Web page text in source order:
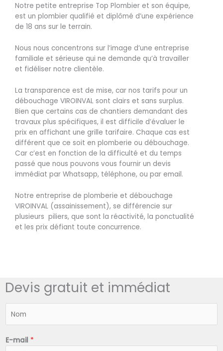
Notre petite entreprise Top Plombier et son équipe,
est un plombier qualifié et diplômé d’une expérience
de 18 ans sur le terrain.
Nous nous concentrons sur l’image d’une entreprise
familiale et sérieuse qui ne demande qu’à travailler
et fidéliser notre clientèle.
La transparence est de mise, car nos tarifs pour un
débouchage VIROINVAL sont clairs et sans surplus.
Bien que certains cas de chantiers demandant des
travaux plus spécifiques, il est difficile d’évaluer le
prix en affichant une grille tarifaire. Chaque cas est
différent que ce soit en plomberie ou débouchage.
Car c’est en fonction de la difficulté et du temps
passé que nous pouvons vous fournir un devis
immédiat par Whatsapp, téléphone, ou par email.
Notre entreprise de plomberie et débouchage
VIROINVAL (assainissement), se différencie sur
plusieurs piliers, que sont la réactivité, la ponctualité
et les prix défiant toute concurrence.
Devis gratuit et immédiat
*
E-mail *